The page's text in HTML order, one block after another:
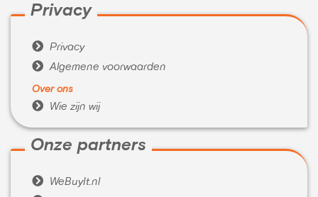
Privacy
 Privacy
 Algemene voorwaarden
Over ons
 Wie zijn wij
Onze partners
 WeBuyIt.nl